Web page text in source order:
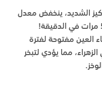
الشديد، ينخفض معدل
العين مفتوحة لفترة
، مما يؤدي لتبخر